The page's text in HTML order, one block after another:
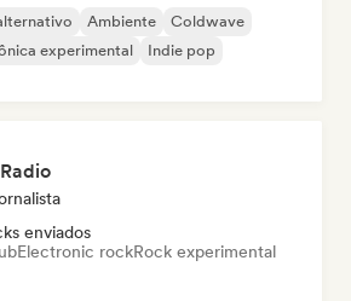
Ambiente
Coldwave
experimental
Indie pop
enviados
Electronic rockRock experimental